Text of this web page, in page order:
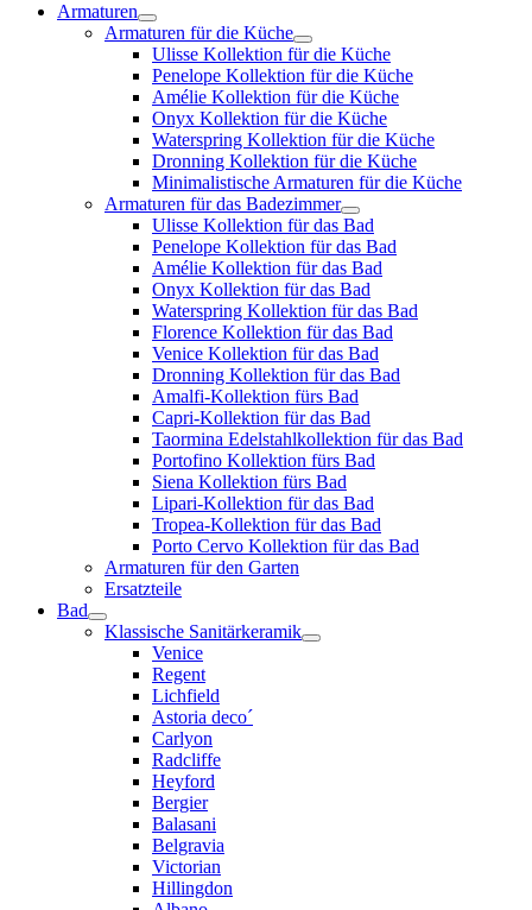
Armaturen
Armaturen für die Küche
Ulisse Kollektion für die Küche
Penelope Kollektion für die Küche
Amélie Kollektion für die Küche
Onyx Kollektion für die Küche
Waterspring Kollektion für die Küche
Dronning Kollektion für die Küche
Minimalistische Armaturen für die Küche
Armaturen für das Badezimmer
Ulisse Kollektion für das Bad
Penelope Kollektion für das Bad
Amélie Kollektion für das Bad
Onyx Kollektion für das Bad
Waterspring Kollektion für das Bad
Florence Kollektion für das Bad
Venice Kollektion für das Bad
Dronning Kollektion für das Bad
Amalfi-Kollektion fürs Bad
Capri-Kollektion für das Bad
Taormina Edelstahlkollektion für das Bad
Portofino Kollektion fürs Bad
Siena Kollektion fürs Bad
Lipari-Kollektion für das Bad
Tropea-Kollektion für das Bad
Porto Cervo Kollektion für das Bad
Armaturen für den Garten
Ersatzteile
Bad
Klassische Sanitärkeramik
Venice
Regent
Lichfield
Astoria deco´
Carlyon
Radcliffe
Heyford
Bergier
Balasani
Belgravia
Victorian
Hillingdon